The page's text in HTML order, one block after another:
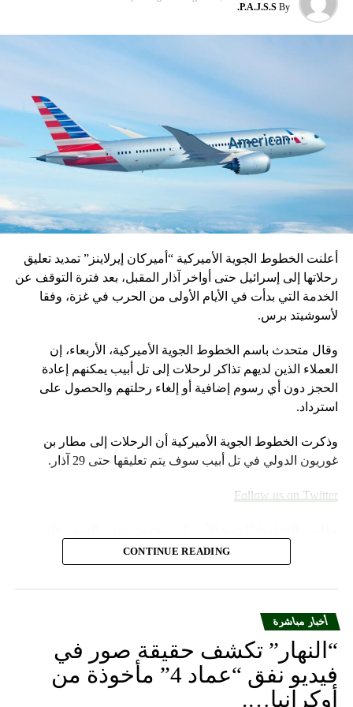
By
P.A.J.S.S.
أعلنت الخطوط الجوية الأميركية “أميركان إيرلاينز” تمديد تعليق
رحلاتها إلى إسرائيل حتى أواخر آذار المقبل، بعد فترة التوقف عن
الخدمة التي بدأت في الأيام الأولى من الحرب في غزة، وفقا
لأسوشيتد برس.
وقال متحدث باسم الخطوط الجوية الأميركية، الأربعاء، إن
العملاء الذين لديهم تذاكر لرحلات إلى تل أبيب يمكنهم إعادة
الحجز دون أي رسوم إضافية أو إلغاء رحلتهم والحصول على
استرداد.
وذكرت الخطوط الجوية الأميركية أن الرحلات إلى مطار بن
غوريون الدولي في تل أبيب سوف يتم تعليقها حتى 29 آذار.
Follow us on Twitter
موقعها الإلكتروني خلال عطلة نهاية الأسبوع.
والمدن الأوروبية التي تقدم خدماتها إلى الولايات المتحدة”.
أيلول المقبل من 31 آب الحالي. كما أوقفت شركة يونايتد إيرلاينز
خدماتها إلى أجل غير مسمى.
CONTINUE READING
أخبار مباشرة
“النهار” تكشف حقيقة صور في
فيديو نفق “عماد 4” مأخوذة من
أوكرانيا….